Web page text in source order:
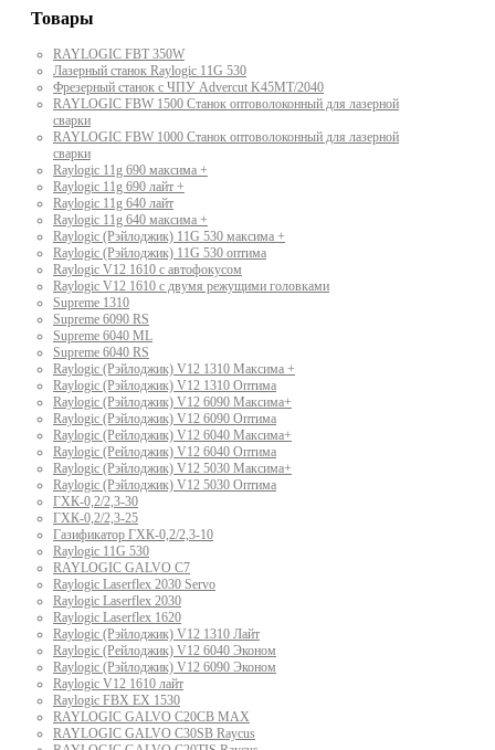
Товары
RAYLOGIC FBT 350W
Лазерный станок Raylogic 11G 530
Фрезерный станок с ЧПУ Advercut K45MT/2040
RAYLOGIC FBW 1500 Станок оптоволоконный для лазерной
сварки
RAYLOGIC FBW 1000 Станок оптоволоконный для лазерной
сварки
Raylogic 11g 690 максима +
Raylogic 11g 690 лайт +
Raylogic 11g 640 лайт
Raylogic 11g 640 максима +
Raylogic (Рэйлоджик) 11G 530 максима +
Raylogic (Рэйлоджик) 11G 530 оптима
Raylogic V12 1610 с автофокусом
Raylogic V12 1610 с двумя режущими головками
Supreme 1310
Supreme 6090 RS
Supreme 6040 ML
Supreme 6040 RS
Raylogic (Рэйлоджик) V12 1310 Максима +
Raylogic (Рэйлоджик) V12 1310 Оптима
Raylogic (Рэйлоджик) V12 6090 Максима+
Raylogic (Рэйлоджик) V12 6090 Оптима
Raylogic (Рейлоджик) V12 6040 Максима+
Raylogic (Рейлоджик) V12 6040 Оптима
Raylogic (Рэйлоджик) V12 5030 Максима+
Raylogic (Рэйлоджик) V12 5030 Оптима
ГХК-0,2/2,3-30
ГХК-0,2/2,3-25
Газификатор ГХК-0,2/2,3-10
Raylogic 11G 530
RAYLOGIC GALVO С7
Raylogic Laserflex 2030 Servo
Raylogic Laserflex 2030
Raylogic Laserflex 1620
Raylogic (Рэйлоджик) V12 1310 Лайт
Raylogic (Рейлоджик) V12 6040 Эконом
Raylogic (Рэйлоджик) V12 6090 Эконом
Raylogic V12 1610 лайт
Raylogic FBX EX 1530
RAYLOGIC GALVO С20CB MAX
RAYLOGIC GALVO С30SB Raycus